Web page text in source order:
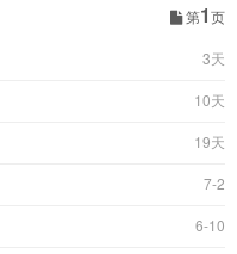
第1页
3天
10天
19天
7-2
6-10